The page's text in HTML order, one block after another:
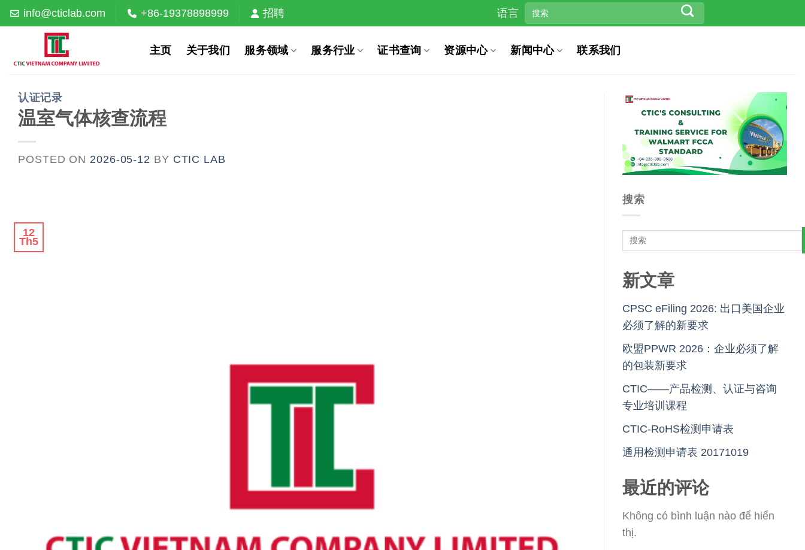
Skip
to
info@cticlab.com +86-19378898999 招聘 语言
主页 关于我们 服务领域 服务行业 证书查询 资源中心 新闻中心 联系我们
认证记录
温室气体核查流程
POSTED ON 2026-05-12 BY CTIC LAB
12
Th5
搜索
新文章
CPSC eFiling 2026: 出口美国企业
必须了解的新要求
欧盟PPWR 2026：企业必须了解
的包装新要求
CTIC——产品检测、认证与咨询
专业培训课程
CTIC-RoHS检测申请表
通用检测申请表 20171019
最近的评论
Không có bình luận nào để hiển
thị.